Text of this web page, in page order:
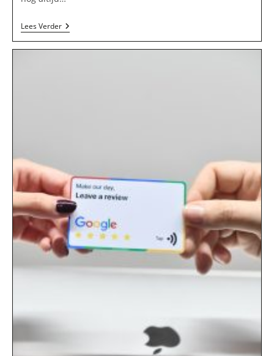
Lees VerderNOS
Teletekst